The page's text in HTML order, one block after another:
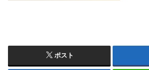
ポスト